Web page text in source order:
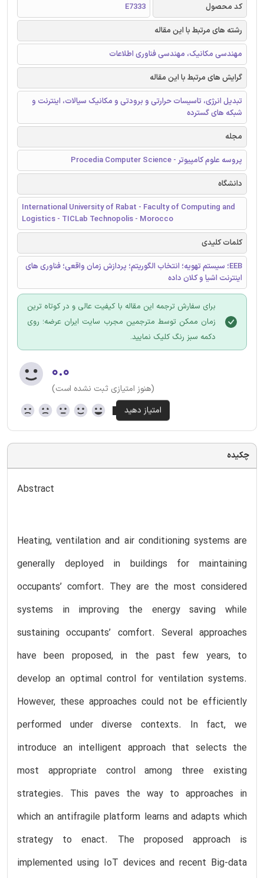
کد محصول
E7333
رشته های مرتبط با این مقاله
مهندسی مکانیک، مهندسی فناوری اطلاعات
گرایش های مرتبط با این مقاله
تبدیل انرژی، تاسیسات حرارتی و برودتی و مکانیک سیالات، اینترنت و
شبکه های گسترده
مجله
پروسه علوم کامپیوتر - Procedia Computer Science
دانشگاه
International University of Rabat - Faculty of Computing and
Logistics - TICLab Technopolis - Morocco
کلمات کلیدی
EEB؛ سیستم تهویه؛ انتخاب الگوریتم؛ پردازش زمان واقعی؛ فناوری های
اینترنت اشیا و کلان داده
برای سفارش ترجمه این مقاله با کیفیت عالی و در کوتاه ترین
زمان ممکن توسط مترجمین مجرب سایت ایران عرضه؛ روی
دکمه سبز رنگ کلیک نمایید.
۰.۰
(هنوز امتیازی ثبت نشده است)
چکیده
Abstract
Heating, ventilation and air conditioning systems are
generally deployed in buildings for maintaining
occupants’ comfort. They are the most considered
systems in improving the energy saving while
sustaining occupants’ comfort. Several approaches
have been proposed, in the past few years, to
develop an optimal control for ventilation systems.
However, these approaches could not be efficiently
performed under diverse contexts. In fact, we
introduce an intelligent approach that selects the
most appropriate control among three existing
strategies. This paves the way to approaches in
which an antifragile platform learns and adapts which
strategy to enact. The proposed approach is
implemented using IoT devices and recent Big-data